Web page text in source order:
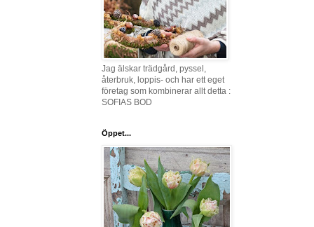
Jag älskar trädgård, pyssel,
återbruk, loppis- och har ett eget
företag som kombinerar allt detta :
SOFIAS BOD
Öppet...